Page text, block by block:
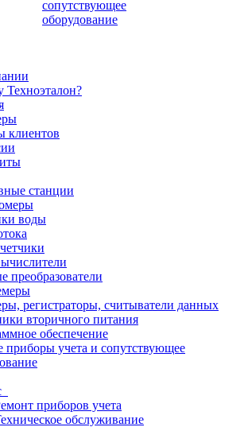
сопутствующее
оборудование
Техноэталон?
клиентов
станции
воды
преобразователи
регистраторы, считыватели данных
вторичного питания
обеспечение
приборы учета и сопутствующее
приборов учета
обслуживание